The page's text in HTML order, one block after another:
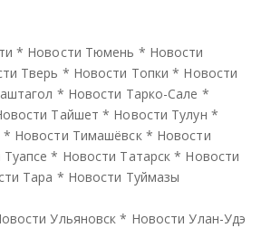
* Новости Тюмень * Новости
Тверь * Новости Топки * Новости
* Новости Тарко-Сале *
Тайшет * Новости Тулун *
* Новости Тимашёвск * Новости
* Новости Татарск * Новости
Тара * Новости Туймазы
Ульяновск * Новости Улан-Удэ